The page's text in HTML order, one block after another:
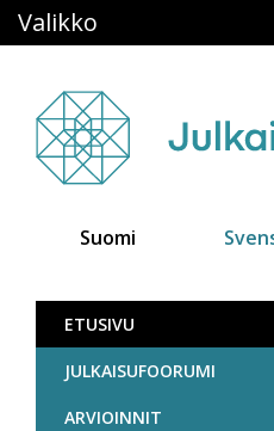
Main navigation
Valikko
Suomi
Julkaisufoorumi
ETUSIVU
JULKAISUFOORUMI
ARVIOINNIT